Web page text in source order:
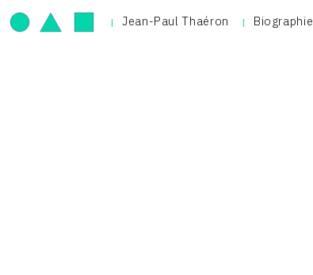
Jean-Paul Thaéron Biographie